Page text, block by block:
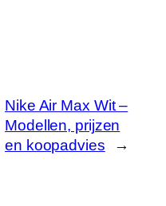
Nike Air Max Wit –
Modellen, prijzen
en koopadvies
→